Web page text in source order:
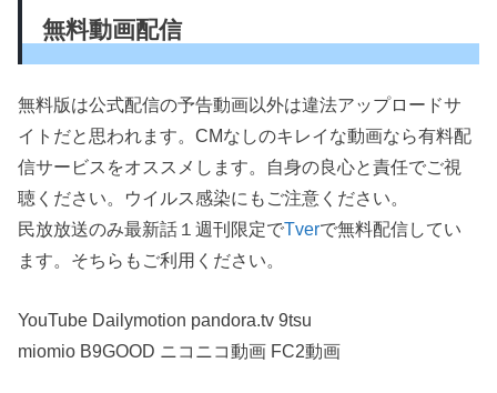
無料動画配信
無料版は公式配信の予告動画以外は違法アップロードサ
イトだと思われます。CMなしのキレイな動画なら有料配
信サービスをオススメします。自身の良心と責任でご視
聴ください。ウイルス感染にもご注意ください。
民放放送のみ最新話１週刊限定でTverで無料配信してい
ます。そちらもご利用ください。
YouTube Dailymotion pandora.tv 9tsu
miomio B9GOOD ニコニコ動画 FC2動画